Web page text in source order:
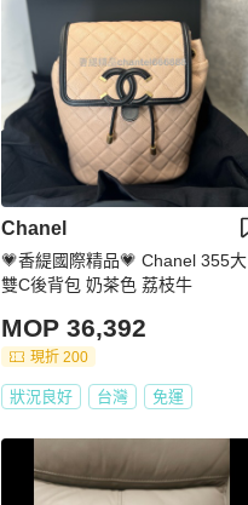
Chanel
💗香緹國際精品💗 Chanel 355大
雙C後背包 奶茶色 荔枝牛
MOP 36,392
現折 200
狀況良好 台灣 免運